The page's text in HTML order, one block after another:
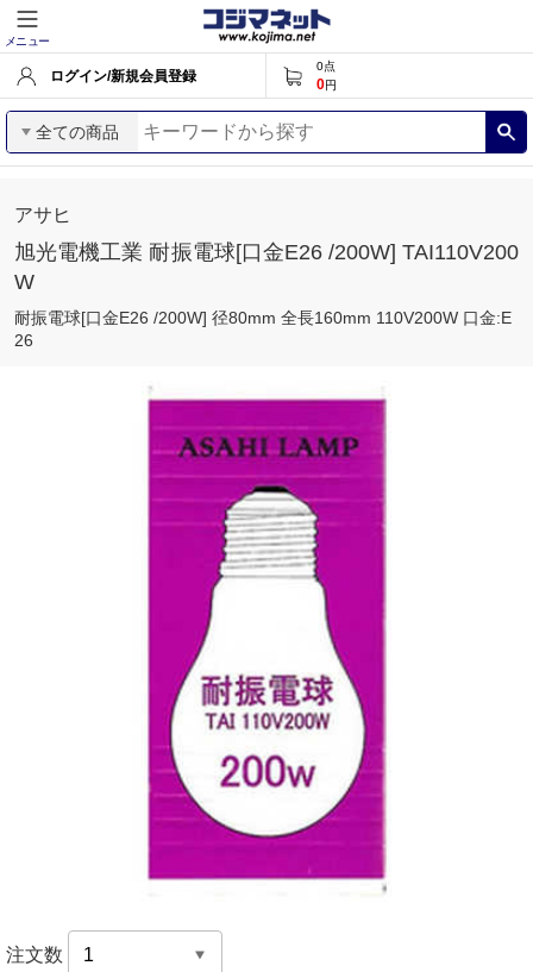
メニュー
ログイン/新規会員登録
0点
0円
全ての商品
アサヒ
旭光電機工業 耐振電球[口金E26 /200W] TAI110V200
W
耐振電球[口金E26 /200W] 径80mm 全長160mm 110V200W 口金:E
26
注文数